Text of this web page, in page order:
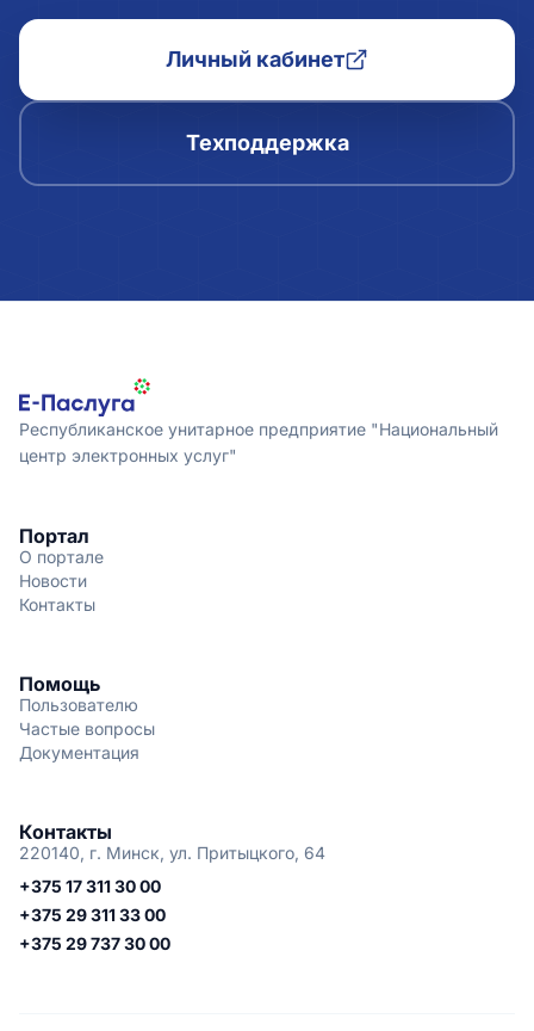
Личный кабинет
Техподдержка
Республиканское унитарное предприятие "Национальный
центр электронных услуг"
Портал
О портале
Новости
Контакты
Помощь
Пользователю
Частые вопросы
Документация
Контакты
220140, г. Минск, ул. Притыцкого, 64
+375 17 311 30 00
+375 29 311 33 00
+375 29 737 30 00